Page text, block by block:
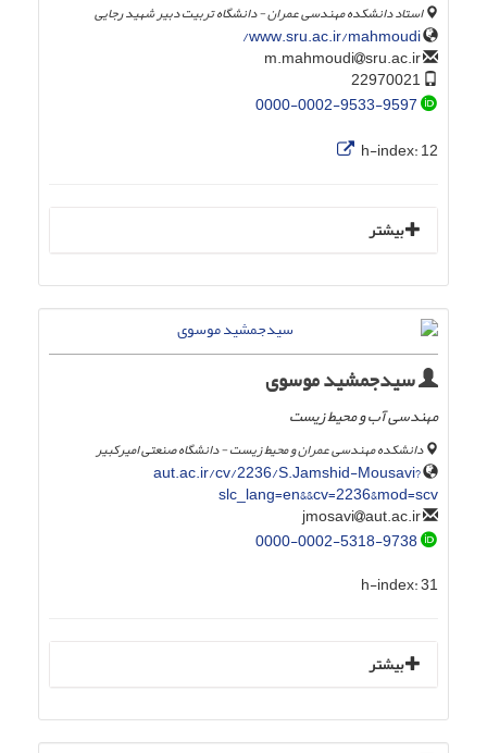
استاد دانشکده مهندسی عمران - دانشگاه تربیت دبیر شهید رجایی
www.sru.ac.ir/mahmoudi/
sru.ac.ir
0000-0002-9533-9597
h-index:12
بیشتر
سیدجمشید موسوی
مهندسی آب و محیط زیست
دانشکده مهندسی عمران و محیط زیست - دانشگاه صنعتی امیرکبیر
aut.ac.ir/cv/2236/S.Jamshid-Mousavi?
slc_lang=en&&cv=2236&mod=scv
aut.ac.ir
0000-0002-5318-9738
h-index:31
بیشتر